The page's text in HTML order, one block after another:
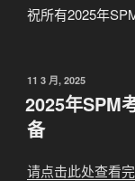
祝所有2025年
发
布
于
11 3 月, 2025
2025年SPM
备
请点击此处查看